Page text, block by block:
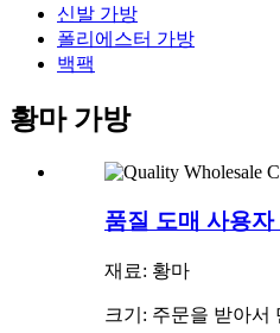
신발 가방
폴리에스터 가방
백팩
황마 가방
품질 도매 사용
재료: 황마
크기: 주문을 받아서